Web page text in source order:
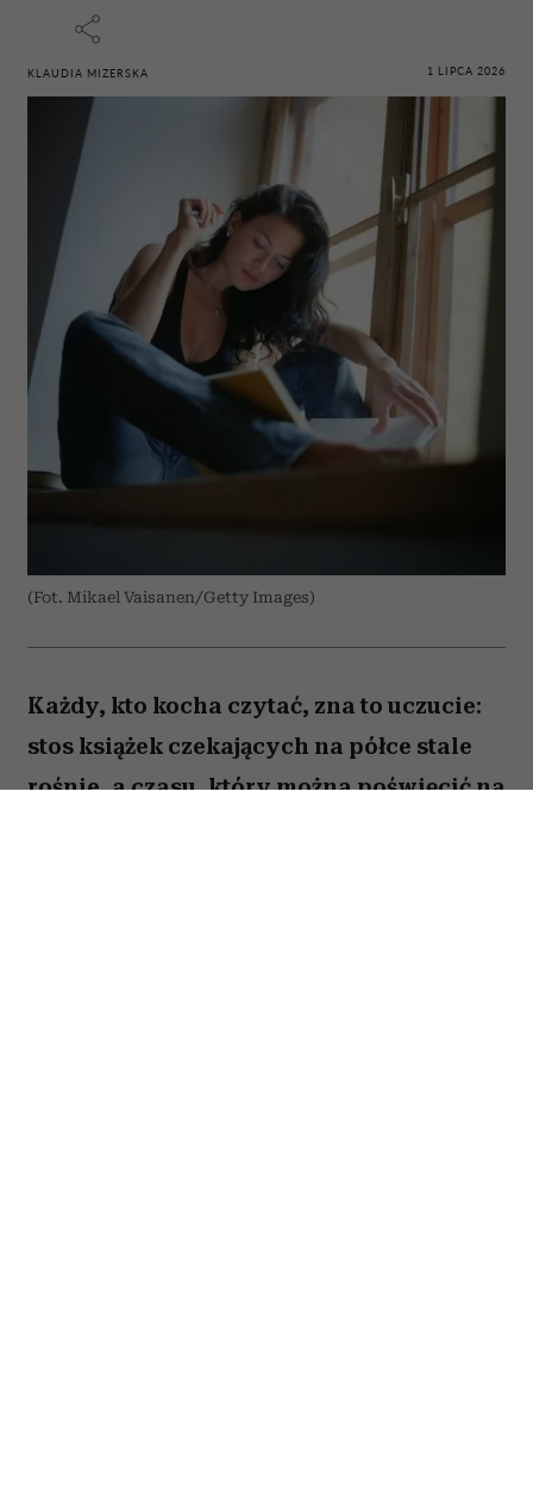
KLAUDIA MIZERSKA 1 LIPCA 2026
(Fot. Mikael Vaisanen/Getty Images)
Każdy, kto kocha czytać, zna to uczucie:
stos książek czekających na półce stale
rośnie, a czasu, który można poświęcić na